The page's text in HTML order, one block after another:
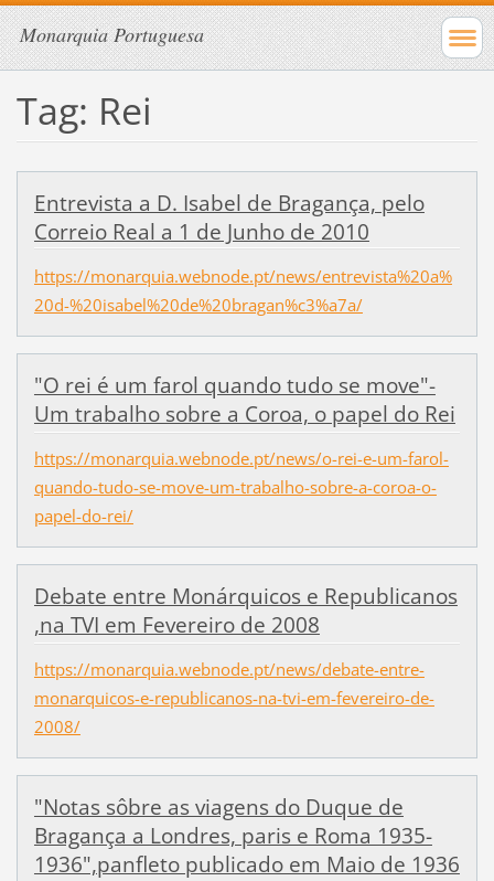
Monarquia Portuguesa
Tag: Rei
Entrevista a D. Isabel de Bragança, pelo
Correio Real a 1 de Junho de 2010
https://monarquia.webnode.pt/news/entrevista%20a%
20d-%20isabel%20de%20bragan%c3%a7a/
"O rei é um farol quando tudo se move"-
Um trabalho sobre a Coroa, o papel do Rei
https://monarquia.webnode.pt/news/o-rei-e-um-farol-
quando-tudo-se-move-um-trabalho-sobre-a-coroa-o-
papel-do-rei/
Debate entre Monárquicos e Republicanos
,na TVI em Fevereiro de 2008
https://monarquia.webnode.pt/news/debate-entre-
monarquicos-e-republicanos-na-tvi-em-fevereiro-de-
2008/
"Notas sôbre as viagens do Duque de
Bragança a Londres, paris e Roma 1935-
1936",panfleto publicado em Maio de 1936